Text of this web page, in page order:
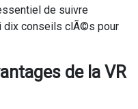
de suivre
dix conseils clÃ©s pour
de la VR